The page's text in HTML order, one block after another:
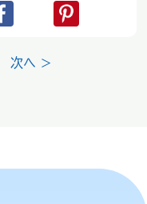
次へ >